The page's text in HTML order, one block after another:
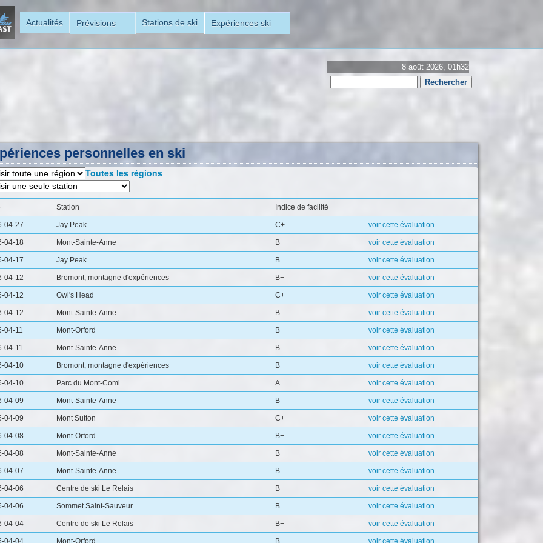
au
Actualités Prévisions Stations de ski Expériences ski
8 août 2026, 01h32
personnelles en ski
Toutes les régions
Station Indice de facilité
04-27 Jay Peak C+ voir cette évaluation
04-18 Mont-Sainte-Anne B voir cette évaluation
04-17 Jay Peak B voir cette évaluation
04-12 Bromont, montagne d'expériences B+ voir cette évaluation
04-12 Owl's Head C+ voir cette évaluation
04-12 Mont-Sainte-Anne B voir cette évaluation
04-11 Mont-Orford B voir cette évaluation
04-11 Mont-Sainte-Anne B voir cette évaluation
04-10 Bromont, montagne d'expériences B+ voir cette évaluation
04-10 Parc du Mont-Comi A voir cette évaluation
04-09 Mont-Sainte-Anne B voir cette évaluation
04-09 Mont Sutton C+ voir cette évaluation
04-08 Mont-Orford B+ voir cette évaluation
04-08 Mont-Sainte-Anne B+ voir cette évaluation
04-07 Mont-Sainte-Anne B voir cette évaluation
04-06 Centre de ski Le Relais B voir cette évaluation
04-06 Sommet Saint-Sauveur B voir cette évaluation
04-04 Centre de ski Le Relais B+ voir cette évaluation
04-04 Mont-Orford B voir cette évaluation